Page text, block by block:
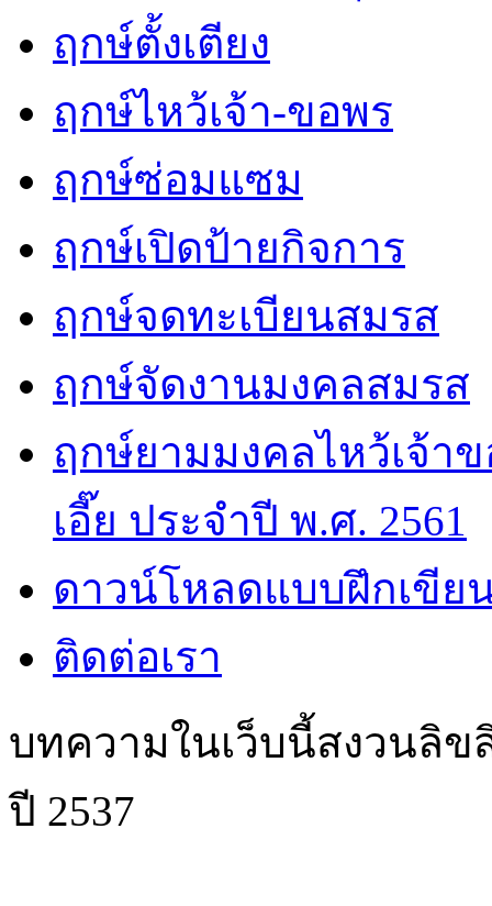
ฤกษ์ตั้งเตียง
ฤกษ์ไหว้เจ้า-ขอพร
ฤกษ์ซ่อมแซม
ฤกษ์เปิดป้ายกิจการ
ฤกษ์จดทะเบียนสมรส
ฤกษ์จัดงานมงคลสมรส
ฤกษ์ยามมงคลไหว้เจ้า
เอี๊ย ประจำปี พ.ศ. 2561
ดาวน์โหลดแบบฝึกเขีย
ติดต่อเรา
บทความในเว็บนี้สงวนลิ
ปี 2537